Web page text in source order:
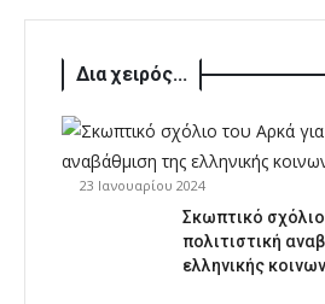
Δια χειρός...
23 Ιανουαρίου 2024
Σκωπτικό
πολιτιστική
ελληνικής